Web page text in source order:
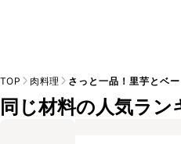
TOP 肉料理 さっと一品！里芋とベ
同じ材料の人気ラン